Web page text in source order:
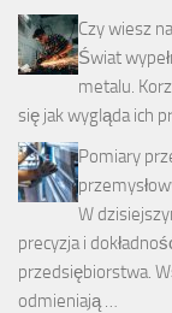
Czy wiesz
Świat
metalu.
się jak wygląda ich
Pomiary
W
precyzja i
przedsiębiorstwa.
odmieniają …